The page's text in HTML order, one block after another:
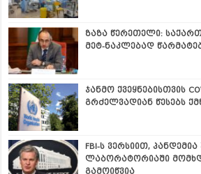
ზაზა წერეთელი:
მეტ-ნაკლებად
ჯანმო ქვეყნებისთვის
გრძელვადიან წესებს
FBI-ს ვერსიით, პანდემია
ლაბორატორიაში
გამოიწვია